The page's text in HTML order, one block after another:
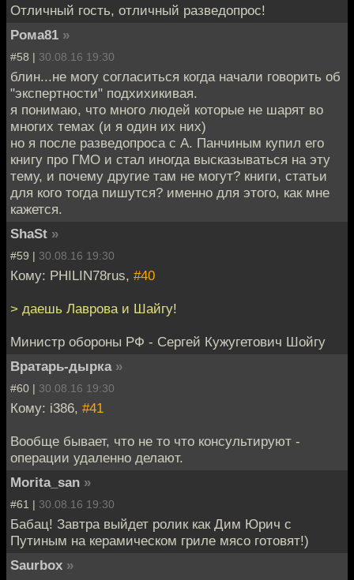
Отличный гость, отличный разведопрос!
Рома81 »
#58 | 30.08.16 19:30
блин...не могу согласиться когда начали говорить об
"экспертности" подхихикивая.
я понимаю, что много людей которые не шарят во
многих темах (и я один их них)
но я после разведопроса с А. Панчиным купил его
книгу про ГМО и стал иногда высказываться на эту
тему, и почему другие там не могут? книги, статьи
для кого тогда пишутся? именно для этого, как мне
кажется.
ShaSt »
#59 | 30.08.16 19:30
Кому: PHILIN78rus, #40
> даешь Лаврова и Шайгу!
Министр обороны РФ - Сергей Кужугетович Шойгу
Вратарь-дырка »
#60 | 30.08.16 19:30
Кому: i386, #41
Вообще бывает, что не то что консультируют -
операции удаленно делают.
Morita_san »
#61 | 30.08.16 19:30
Бабац! Завтра выйдет ролик как Дим Юрич с
Путиным на керамическом гриле мясо готовят!)
Saurbox »